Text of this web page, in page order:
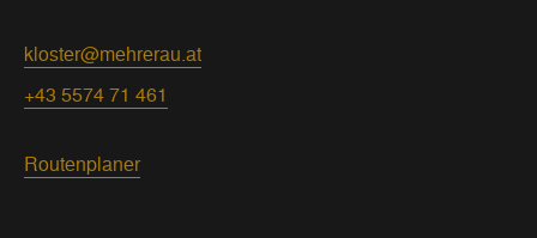
kloster@mehrerau.at
+43 5574 71 461
Routenplaner